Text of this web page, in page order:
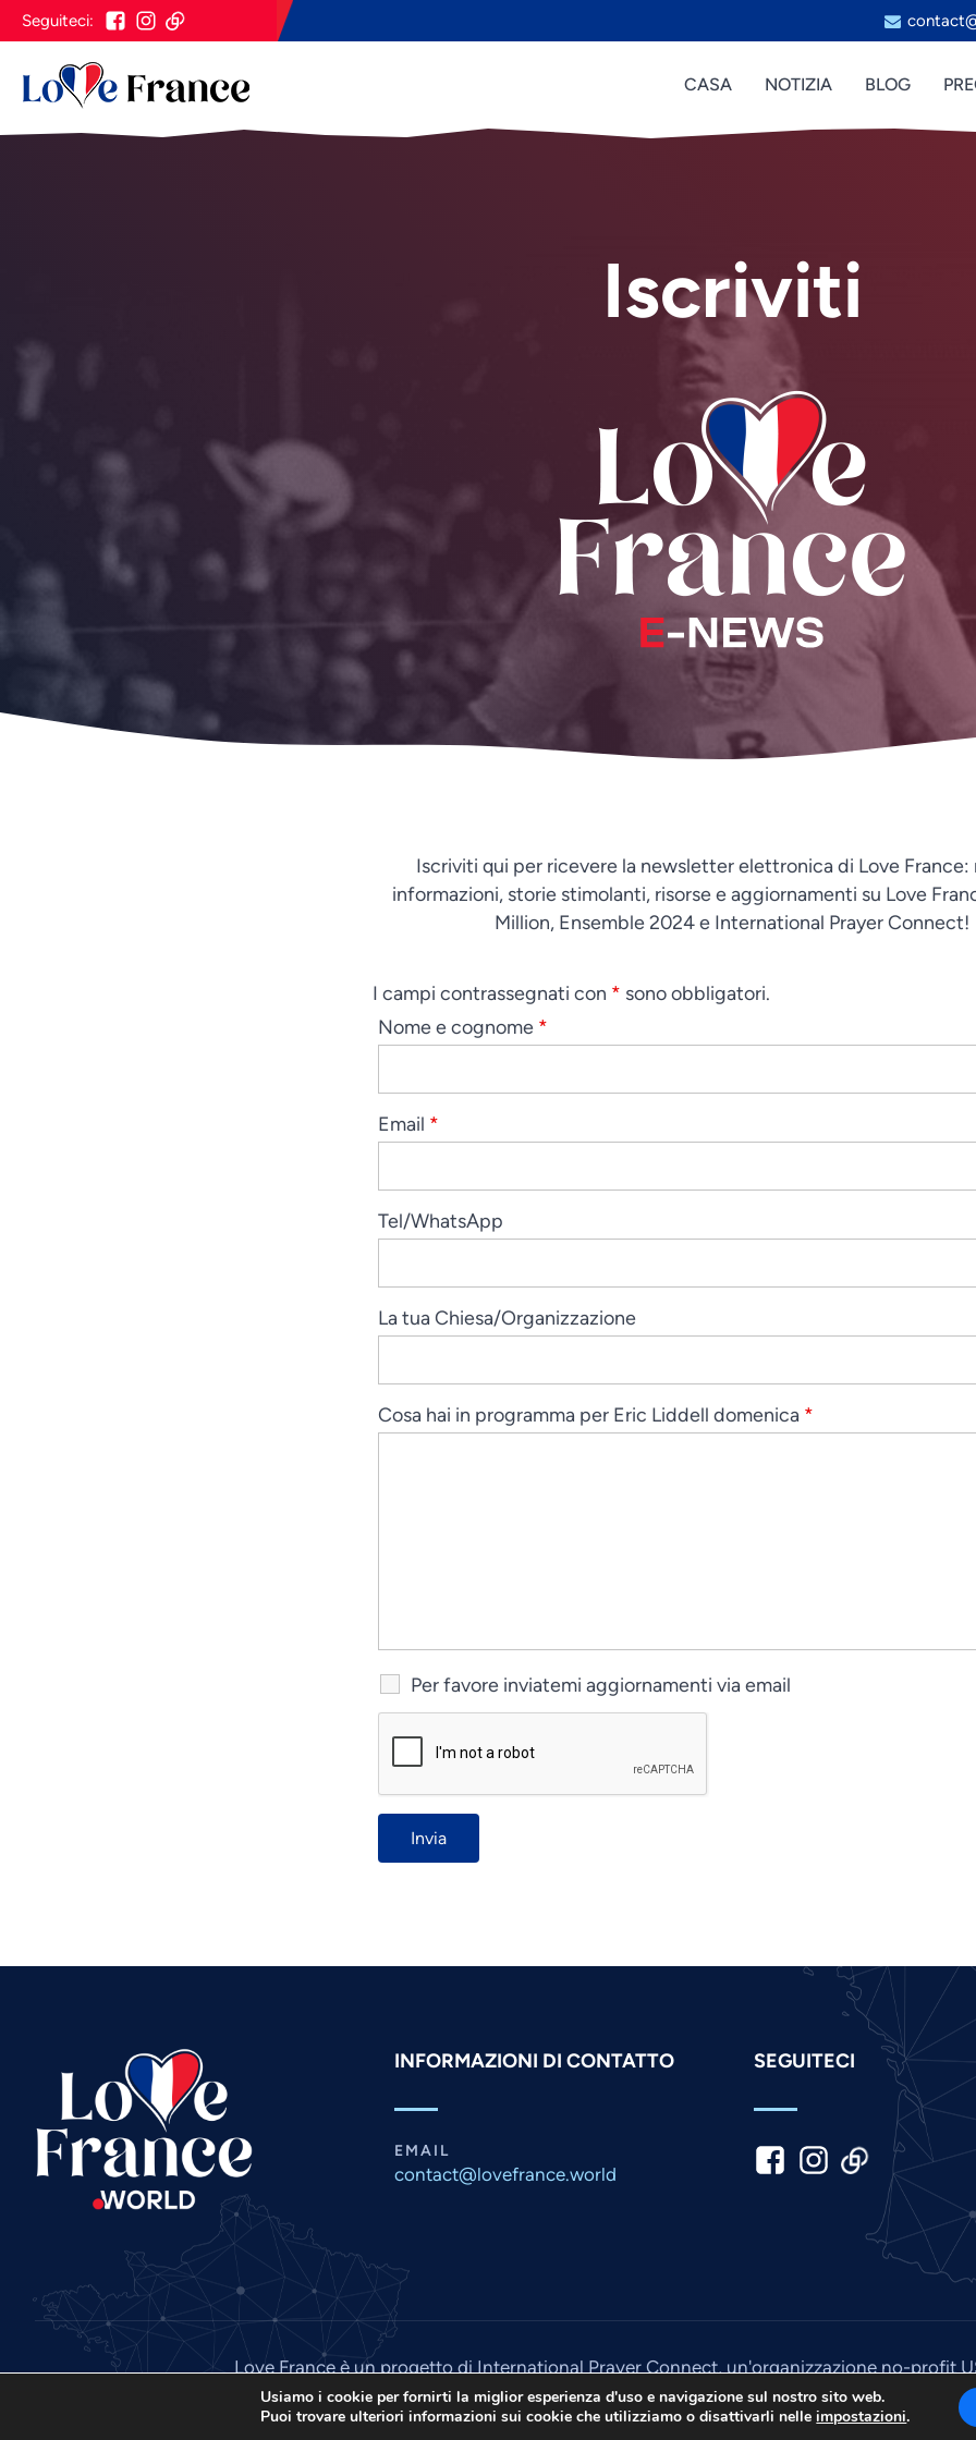
Seguiteci:
CASA NOTIZIA BLOG
Iscriviti
Iscriviti qui per ricevere la newsletter elettronica di Love France:
informazioni, storie stimolanti, risorse e aggiornamenti su Love
Million, Ensemble 2024 e International Prayer Connect!
I campi contrassegnati con * sono obbligatori.
Nome e cognome *
Email *
Tel/WhatsApp
La tua Chiesa/Organizzazione
Cosa hai in programma per Eric Liddell domenica *
Per favore inviatemi aggiornamenti via email
INFORMAZIONI DI CONTATTO
EMAIL
contact@lovefrance.world
SEGUITECI
Love France è un progetto di International Prayer Connect, un'organizzazione no-profit
© 2026. Tutti i diritti riservati. Sito diMedia IPC
Usiamo i cookie per fornirti la miglior esperienza d'uso e navigazione sul nostro sito web.
Puoi trovare ulteriori informazioni sui cookie che utilizziamo o disattivarli nelleimpostazioni.